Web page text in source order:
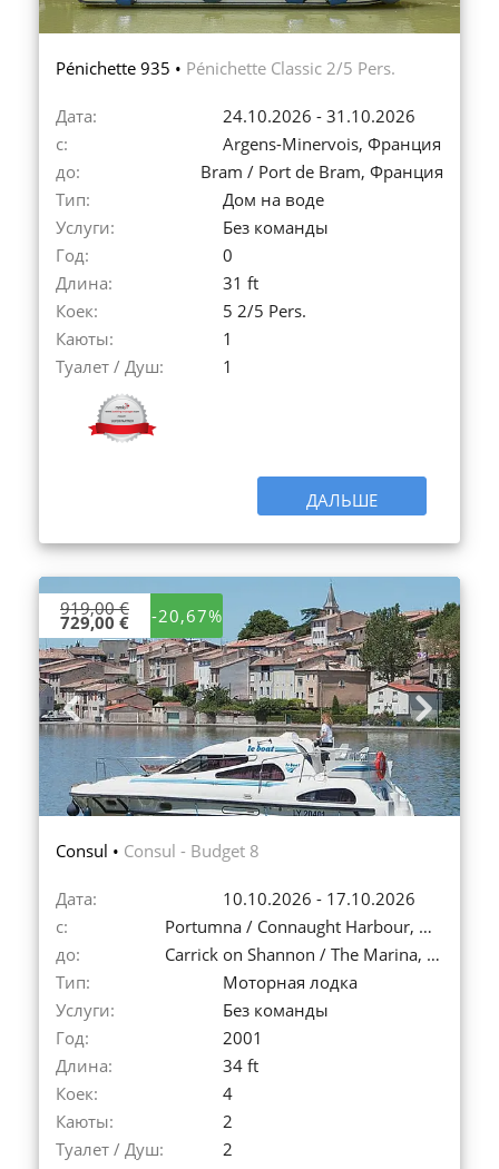
Pénichette 935 • Pénichette Classic 2/5 Pers.
Дата:
24.10.2026 - 31.10.2026
с:
Argens-Minervois, Франция
до:
Bram / Port de Bram, Франция
Тип:
Дом на воде
Услуги:
Без команды
Год:
0
Длина:
31 ft
Коек:
5 2/5 Pers.
Каюты:
1
Туалет / Душ:
1
ДАЛЬШЕ
-20,67%
919,00 €
729,00 €
Previous Next
Consul • Consul - Budget 8
Дата:
10.10.2026 - 17.10.2026
с:
Portumna / Connaught Harbour, Ирландия
до:
Carrick on Shannon / The Marina, Ирландия
Тип:
Моторная лодка
Услуги:
Без команды
Год:
2001
Длина:
34 ft
Коек:
4
Каюты:
2
Туалет / Душ:
2